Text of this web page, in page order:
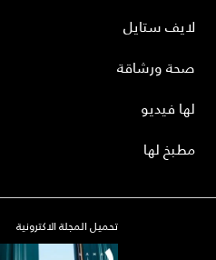
لايف ستايل
صحة ورشاقة
لها فيديو
مطبخ لها
تحميل المجلة الاكترونية